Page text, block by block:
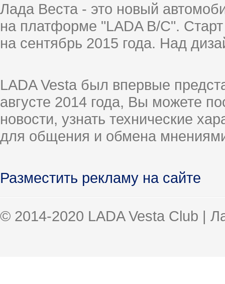
Лада Веста - это новый
на платформе "LADA B/C".
на сентябрь 2015 года. Над
LADA Vesta был впервые
августе 2014 года, Вы можете
новости, узнать технические
для общения и обмена
Разместить рекламу на сайте
© 2014-2020 LADA Vesta Club |